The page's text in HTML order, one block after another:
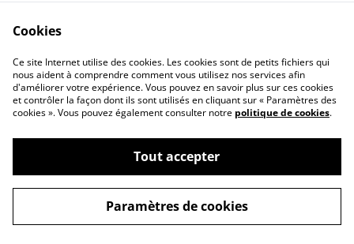
Contact Us
Legal Terms
Privacy Policy
Cookie Policy
©2026Editions Le Pas de l'Homme
powered by
Cookies
Ce site Internet utilise des cookies. Les cookies sont de petits fichiers qui
nous aident à comprendre comment vous utilisez nos services afin
d'améliorer votre expérience. Vous pouvez en savoir plus sur ces cookies
et contrôler la façon dont ils sont utilisés en cliquant sur « Paramètres des
cookies ». Vous pouvez également consulter notre politique de cookies.
Tout accepter
Paramètres de cookies